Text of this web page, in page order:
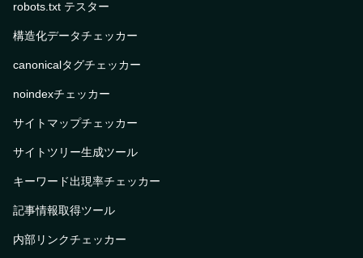
robots.txt テスター
構造化データチェッカー
canonicalタグチェッカー
noindexチェッカー
サイトマップチェッカー
サイトツリー生成ツール
キーワード出現率チェッカー
記事情報取得ツール
内部リンクチェッカー